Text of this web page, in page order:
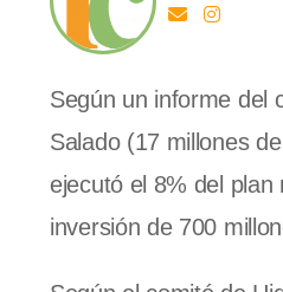
Según un informe del
Salado (17 millones
ejecutó el 8% del
inversión de 700